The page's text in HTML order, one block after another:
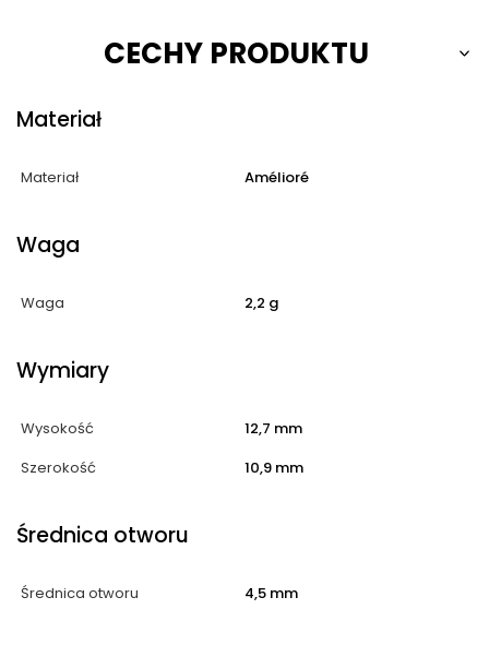
CECHY PRODUKTU
Materiał
Materiał Amélioré
Waga
Waga 2,2 g
Wymiary
Wysokość
12,7 mm
Szerokość
10,9 mm
Średnica otworu
Średnica otworu 4,5 mm